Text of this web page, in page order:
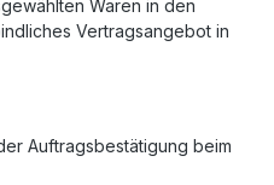
Waren in den
Vertragsangebot in
Auftragsbestätigung beim